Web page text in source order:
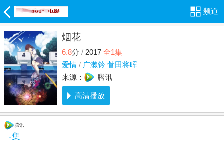
频道
烟花
6.8分 /2017 全1集
爱情 / 广濑铃 菅田将晖
来源：
腾讯
高清播放
腾讯
-集